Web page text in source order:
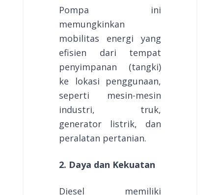
Pompa ini
memungkinkan
mobilitas energi yang
efisien dari tempat
penyimpanan (tangki)
ke lokasi penggunaan,
seperti mesin-mesin
industri, truk,
generator listrik, dan
peralatan pertanian.
2. Daya dan Kekuatan
Diesel memiliki